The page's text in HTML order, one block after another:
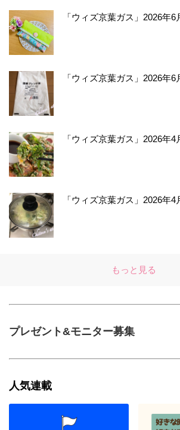
「ウィズ京葉ガス」2026年
「ウィズ京葉ガス」2026年
「ウィズ京葉ガス」2026年
「ウィズ京葉ガス」2026年
もっと見る
プレゼント&モニター募集
人気連載